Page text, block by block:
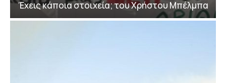
Έχεις κάποια στοιχεία; του Χρήστου Μπέλμπα